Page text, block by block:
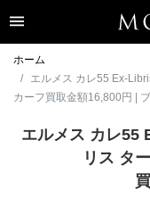
ホーム
エルメス カレ55 Ex-
カーフ買取金額16,800円 |
エルメス カレ55
リス タ